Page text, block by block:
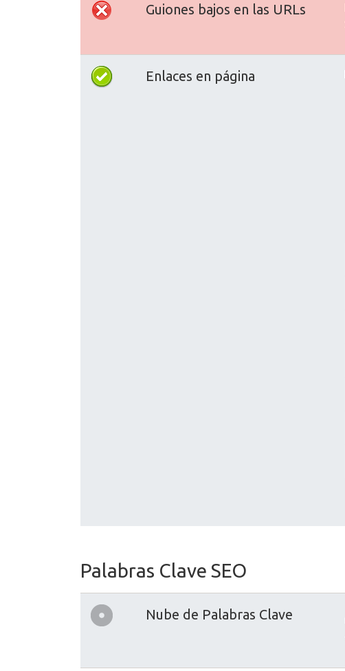
Guiones bajos en las URLs
Enlaces en página
Palabras Clave SEO
Nube de Palabras Clave